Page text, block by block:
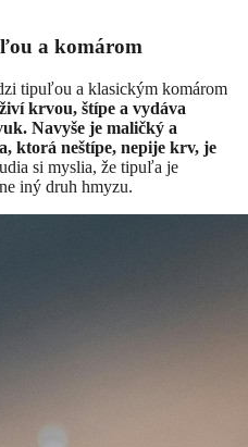
a komárom
tipuľou a klasickým komárom
krvou, štípe a vydáva
Navyše je maličký a
ktorá neštípe, nepije krv, je
si myslia, že tipuľa je
iný druh hmyzu.